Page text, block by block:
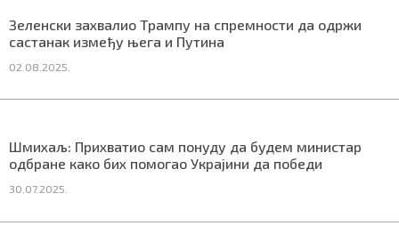
Зеленски захвалио Трампу на спремности да одржи
састанак између њега и Путина
02.08.2025.
Шмихаљ: Прихватио сам понуду да будем министар
одбране како бих помогао Украјини да победи
30.07.2025.
Маркетинг|Услови коришћења|Политика